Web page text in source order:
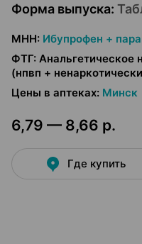
Форма выпуска:
МНН: Ибупрофен +
ФТГ: Анальгетическое
(нпвп +
Цены в аптеках: Минск
6,79 — 8,66 р.
Где купить